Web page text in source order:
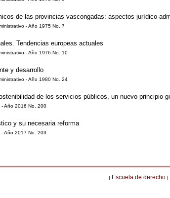
de las provincias vascongadas: aspectos jurídico-
- Año 1975 No. 7
Tendencias europeas actuales
- Año 1976 No. 10
y desarrollo
- Año 1980 No. 24
de los servicios públicos, un nuevo principio
- Año 2016 No. 200
y su necesaria reforma
- Año 2017 No. 203
| Escuela de derecho |